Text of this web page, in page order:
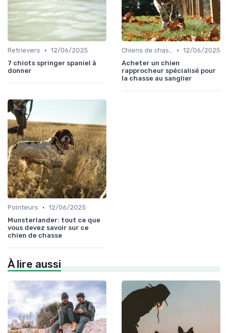
Retrievers • 12/06/2025
7 chiots springer spaniel à
donner
Chiens de chasse au sanglier • 12/06/2025
Acheter un chien
rapprocheur spécialisé pour
la chasse au sanglier
Pointeurs • 12/06/2025
Munsterlander: tout ce que
vous devez savoir sur ce
chien de chasse
À lire aussi